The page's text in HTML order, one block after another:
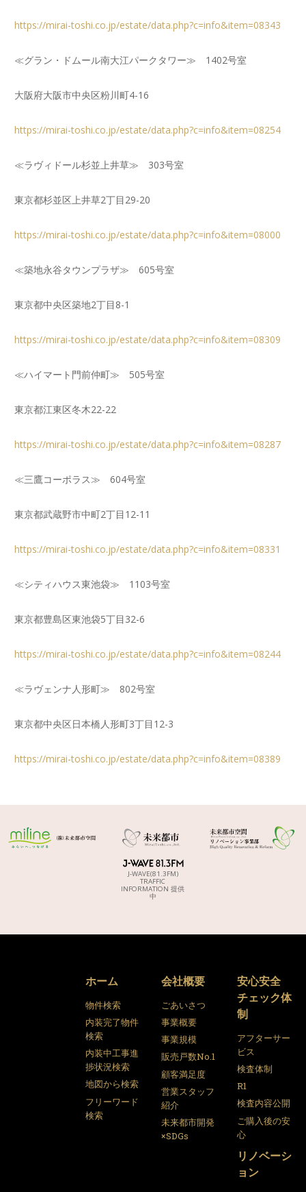
https://mirai-toshi.co.jp/estate/data.php?c=info&item=08343
≪グラン・ドムール南大江パークタワー≫ 1402号室
大阪府大阪市中央区粉川町4-16
https://mirai-toshi.co.jp/estate/data.php?c=info&item=08254
≪ラヴィドール杉並上井草≫ 303号室
東京都杉並区上井草2丁目29-20
https://mirai-toshi.co.jp/estate/data.php?c=info&item=08000
≪築地永谷タウンプラザ≫ 605号室
東京都中央区築地2丁目8-1
https://mirai-toshi.co.jp/estate/data.php?c=info&item=08309
≪ハイマート門前仲町≫ 505号室
東京都江東区冬木22-22
https://mirai-toshi.co.jp/estate/data.php?c=info&item=08287
≪三鷹コーポラス≫ 604号室
東京都武蔵野市中町2丁目12-11
https://mirai-toshi.co.jp/estate/data.php?c=info&item=08331
≪シティハウス東池袋≫ 1103号室
東京都豊島区東池袋5丁目32-6
https://mirai-toshi.co.jp/estate/data.php?c=info&item=08244
≪ラヴェンナ人形町≫ 802号室
東京都中央区日本橋人形町3丁目12-3
https://mirai-toshi.co.jp/estate/data.php?c=info&item=08389
J-WAVE(81.3FM)
TRAFFIC
INFORMATION 提供
中
ホーム
物件検索
内装完了物件
検索
内装中工事進
捗状況検索
地図から検索
フリーワード
検索
会社概要
ごあいさつ
事業概要
事業規模
販売戸数No.1
顧客満足度
営業スタッフ
紹介
未来都市開発
×SDGs
安心安全
チェック体
制
アフターサー
ビス
検査体制
R1
検査内容公開
ご購入後の安
心
リノベーシ
ョン